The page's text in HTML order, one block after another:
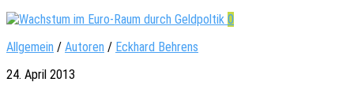
0
Allgemein / Autoren / Eckhard Behrens
24. April 2013